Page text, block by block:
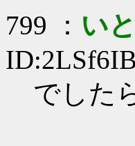
799 ： い
でした